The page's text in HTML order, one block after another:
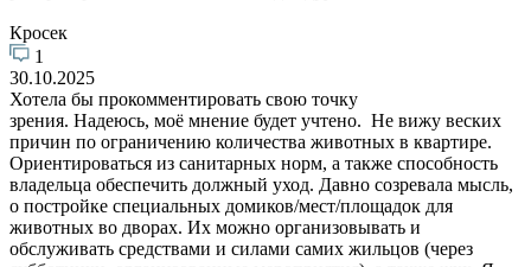
Кросек
1
30.10.2025
Хотела бы прокомментировать свою точку
зрения. Надеюсь, моё мнение будет учтено. Не вижу веских
причин по ограничению количества животных в квартире.
Ориентироваться из санитарных норм, а также способность
владельца обеспечить должный уход. Давно созревала мысль,
о постройке специальных домиков/мест/площадок для
животных во дворах. Их можно организовывать и
обслуживать средствами и силами самих жильцов (через